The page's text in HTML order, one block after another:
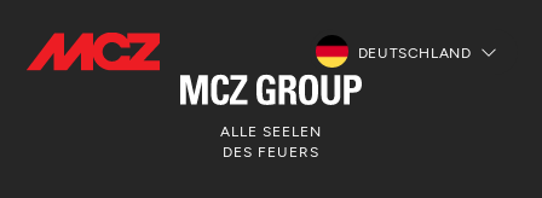
DEUTSCHLAND
ALLE SEELEN
DES FEUERS